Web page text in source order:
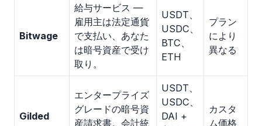
Bitwage
給与サービス —
雇用主は法定通貨
で支払い、あなた
は暗号資産で受け
取り。
USDT、
USDC、
BTC、
ETH
プラン
により
異なる
Gilded
エンタープライズ
グレードの暗号資
産請求書。会計統
USDT、
USDC、
DAI +
カスタ
ム価格